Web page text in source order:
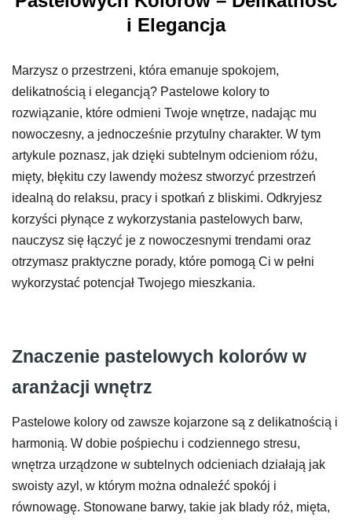
i Elegancja
Marzysz o przestrzeni, która emanuje spokojem,
delikatnością i elegancją? Pastelowe kolory to
rozwiązanie, które odmieni Twoje wnętrze, nadając mu
nowoczesny, a jednocześnie przytulny charakter. W tym
artykule poznasz, jak dzięki subtelnym odcieniom różu,
mięty, błękitu czy lawendy możesz stworzyć przestrzeń
idealną do relaksu, pracy i spotkań z bliskimi. Odkryjesz
korzyści płynące z wykorzystania pastelowych barw,
nauczysz się łączyć je z nowoczesnymi trendami oraz
otrzymasz praktyczne porady, które pomogą Ci w pełni
wykorzystać potencjał Twojego mieszkania.
Znaczenie pastelowych kolorów w
aranżacji wnętrz
Pastelowe kolory od zawsze kojarzone są z delikatnością i
harmonią. W dobie pośpiechu i codziennego stresu,
wnętrza urządzone w subtelnych odcieniach działają jak
swoisty azyl, w którym można odnaleźć spokój i
równowagę. Stonowane barwy, takie jak blady róż, mięta,